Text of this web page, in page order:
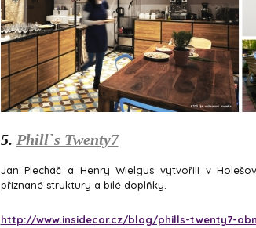
5. Phill`s Twenty7
Jan Plecháč a Henry Wielgus vytvořili v
přiznané struktury a bílé doplňky.
http://www.insidecor.cz/blog/phills-twenty7-